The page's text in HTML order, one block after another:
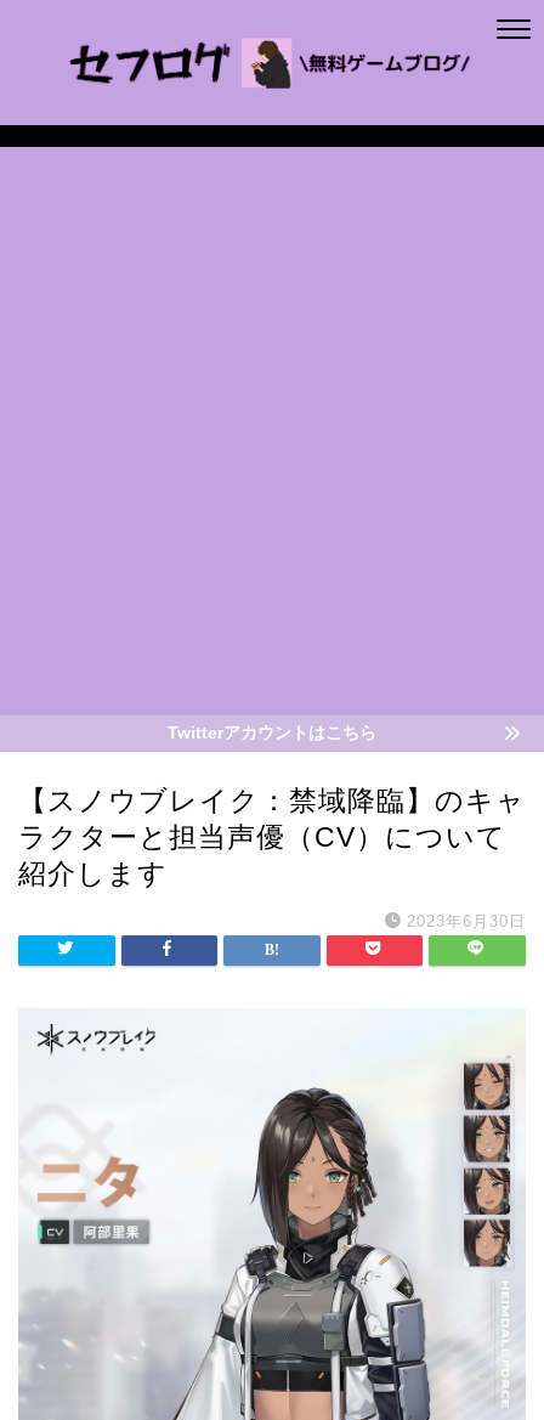
Twitterアカウントはこちら
【スノウブレイク：禁域降臨】のキャ
ラクターと担当声優（CV）について
紹介します
2023年6月30日